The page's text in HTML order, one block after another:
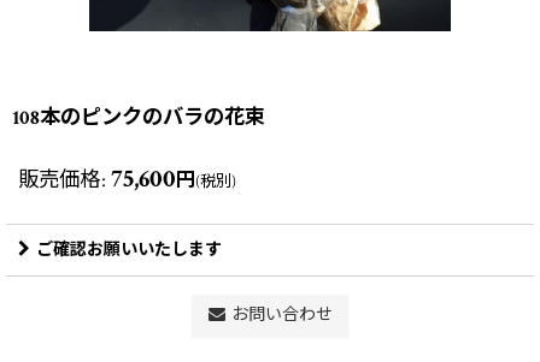
108本のピンクのバラの花束
販売価格: 75,600円(税別)
ご確認お願いいたします
お問い合わせ